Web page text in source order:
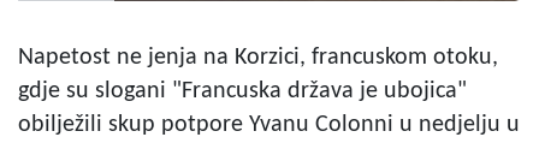
Napetost ne jenja na Korzici, francuskom otoku,
gdje su slogani "Francuska država je ubojica"
obilježili skup potpore Yvanu Colonni u nedjelju u